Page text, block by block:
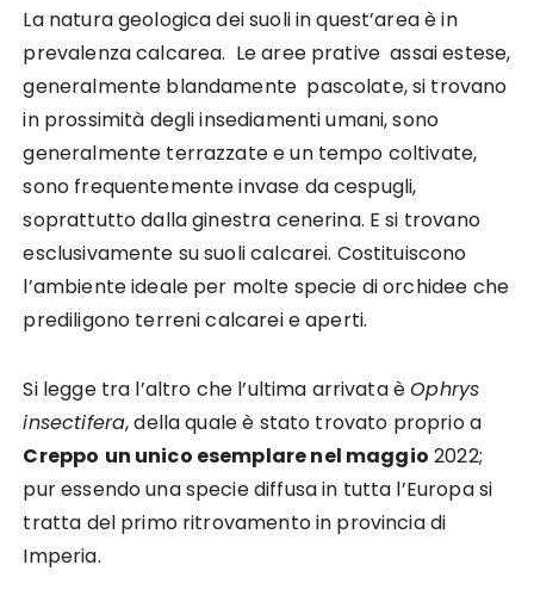
La natura geologica dei suoli in quest’area è in
prevalenza calcarea. Le aree prative assai estese,
generalmente blandamente pascolate, si trovano
in prossimità degli insediamenti umani, sono
generalmente terrazzate e un tempo coltivate,
sono frequentemente invase da cespugli,
soprattutto dalla ginestra cenerina. E si trovano
esclusivamente su suoli calcarei. Costituiscono
l’ambiente ideale per molte specie di orchidee che
prediligono terreni calcarei e aperti.
Si legge tra l’altro che l’ultima arrivata èOphrys
insectifera, della quale è stato trovato proprio a
Creppo un unico esemplare nel maggio 2022;
pur essendo una specie diffusa in tutta l’Europa si
tratta del primo ritrovamento in provincia di
Imperia.